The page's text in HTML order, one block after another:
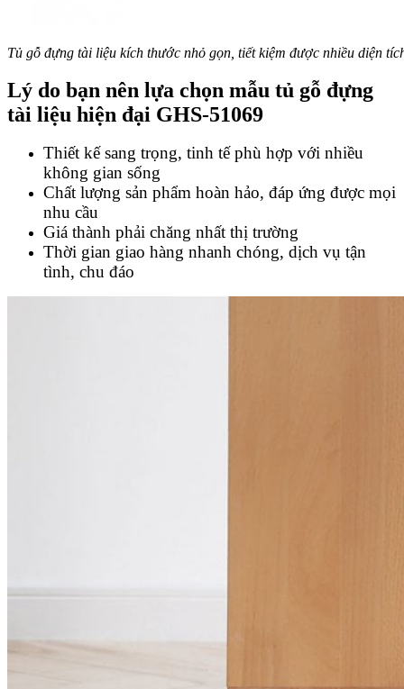
Tủ gỗ đựng tài liệu kích thước nhỏ gọn, tiết kiệm được nhiều diện
Lý do bạn nên lựa chọn mẫu tủ gỗ đựng
tài liệu hiện đại GHS-51069
Thiết kế sang trọng, tinh tế phù hợp với nhiều
không gian sống
Chất lượng sản phẩm hoàn hảo, đáp ứng được mọi
nhu cầu
Giá thành phải chăng nhất thị trường
Thời gian giao hàng nhanh chóng, dịch vụ tận
tình, chu đáo